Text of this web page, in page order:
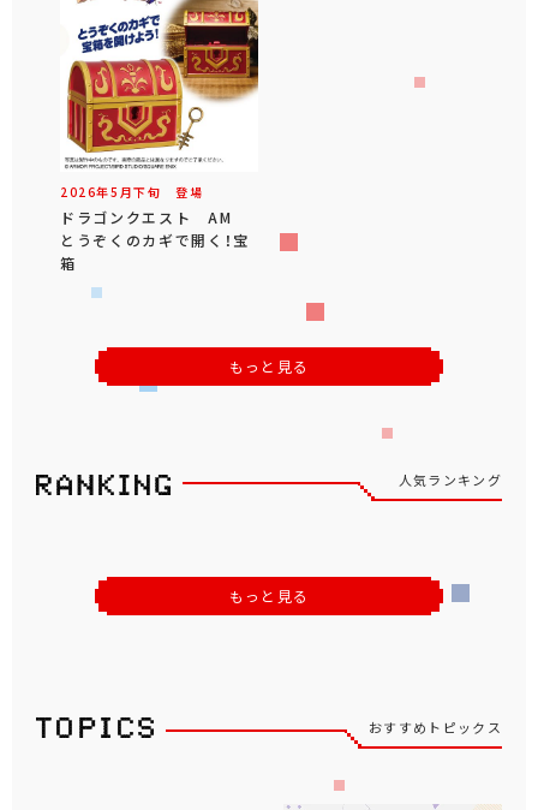
2026年5 月下旬 登場
ドラゴンクエスト AM
とうぞくのカギで開く！宝
箱
もっと見る
人気ランキング
もっと見る
おすすめトピックス